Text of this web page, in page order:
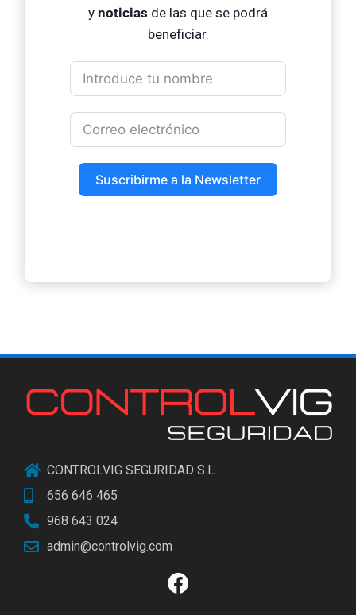
y noticias de las que se podrá
beneficiar.
Suscribirme a la Newsletter
CONTROLVIG SEGURIDAD S.L.
656 646 465
968 643 024
admin@controlvig.com